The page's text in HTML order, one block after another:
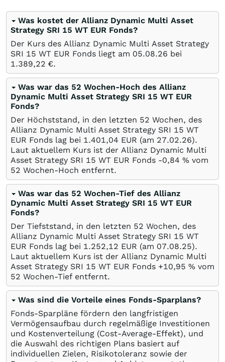
Was kostet der Allianz Dynamic Multi Asset
Strategy SRI 15 WT EUR Fonds?
Der Kurs des Allianz Dynamic Multi Asset Strategy
SRI 15 WT EUR Fonds liegt am 05.08.26 bei
1.389,22 €.
Was war das 52 Wochen-Hoch des Allianz
Dynamic Multi Asset Strategy SRI 15 WT EUR
Fonds?
Der Höchststand, in den letzten 52 Wochen, des
Allianz Dynamic Multi Asset Strategy SRI 15 WT
EUR Fonds lag bei 1.401,04 EUR (am 27.02.26).
Laut aktuellem Kurs ist der Allianz Dynamic Multi
Asset Strategy SRI 15 WT EUR Fonds -0,84 % vom
52 Wochen-Hoch entfernt.
Was war das 52 Wochen-Tief des Allianz
Dynamic Multi Asset Strategy SRI 15 WT EUR
Fonds?
Der Tiefststand, in den letzten 52 Wochen, des
Allianz Dynamic Multi Asset Strategy SRI 15 WT
EUR Fonds lag bei 1.252,12 EUR (am 07.08.25).
Laut aktuellem Kurs ist der Allianz Dynamic Multi
Asset Strategy SRI 15 WT EUR Fonds +10,95 % vom
52 Wochen-Tief entfernt.
Was sind die Vorteile eines Fonds-Sparplans?
Fonds-Sparpläne fördern den langfristigen
Vermögensaufbau durch regelmäßige Investitionen
und Kostenverteilung (Cost-Average-Effekt), und
die Auswahl des richtigen Plans basiert auf
individuellen Zielen, Risikotoleranz sowie der